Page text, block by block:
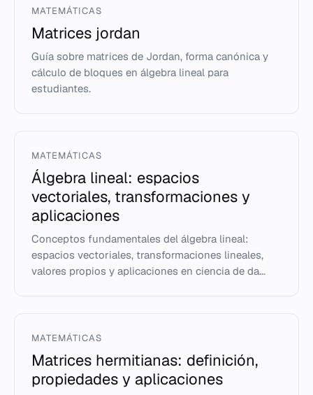
MATEMÁTICAS
Matrices jordan
Guía sobre matrices de Jordan, forma canónica y
cálculo de bloques en álgebra lineal para
estudiantes.
MATEMÁTICAS
Álgebra lineal: espacios
vectoriales, transformaciones y
aplicaciones
Conceptos fundamentales del álgebra lineal:
espacios vectoriales, transformaciones lineales,
valores propios y aplicaciones en ciencia de da...
MATEMÁTICAS
Matrices hermitianas: definición,
propiedades y aplicaciones